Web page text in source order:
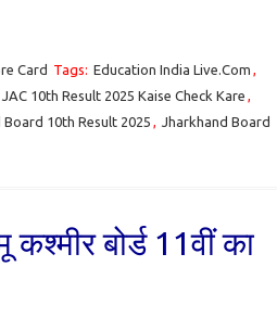
Card Tags: Education India Live.Com ,
JAC 10th Result 2025 Kaise Check Kare ,
Board 10th Result 2025 , Jharkhand Board
बोर्ड 11वीं का